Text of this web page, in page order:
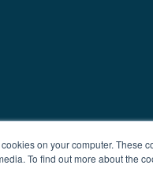
on your computer. These
To find out more about the